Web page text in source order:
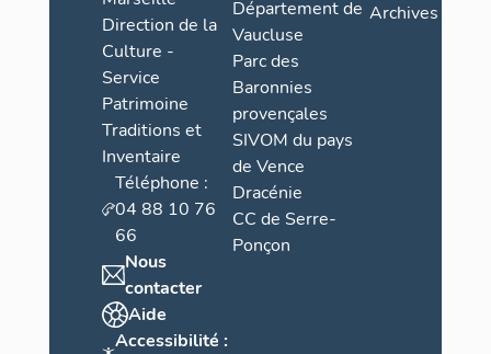
Direction de la
Culture -
Service
Patrimoine
Traditions et
Inventaire
Téléphone :
04 88 10 76
66
Nous
contacter
Aide
Accessibilité :
Département de
Vaucluse
Parc des
Baronnies
provençales
SIVOM du pays
de Vence
Dracénie
CC de Serre-
Ponçon
Archives